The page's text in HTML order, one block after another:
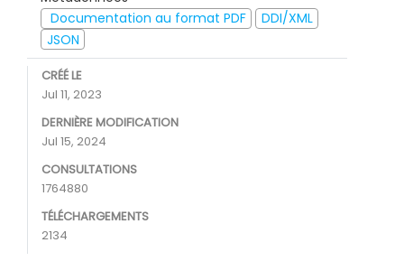
Documentation au format PDF
DDI/XML
JSON
CRÉÉ LE
Jul 11, 2023
DERNIÈRE MODIFICATION
Jul 15, 2024
CONSULTATIONS
1764880
TÉLÉCHARGEMENTS
2134